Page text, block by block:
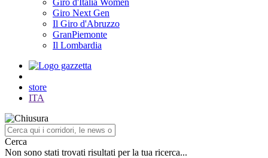
Giro d'Italia Women
Giro Next Gen
Il Giro d'Abruzzo
GranPiemonte
Il Lombardia
store
ITA
Cerca
Non sono stati trovati risultati per la tua ricerca...